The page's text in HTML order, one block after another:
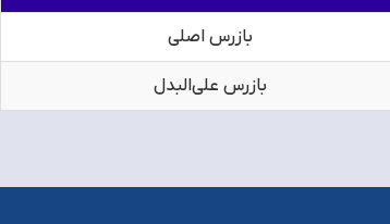
بازرس اصلی
بازرس علی‌البدل